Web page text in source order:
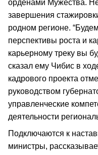
орденами Мужества.
завершения
родном регионе.
перспективы роста и
карьерному треку вы
сказал ему Чибис в
кадрового проекта
руководством
управленческие
деятельности
Подключаются к
министры,